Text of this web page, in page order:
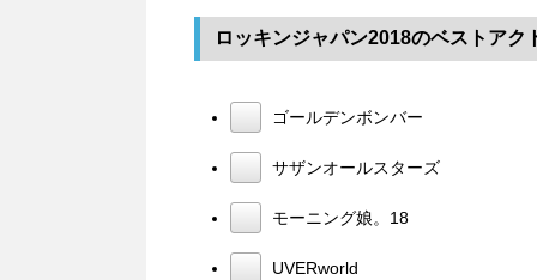
ロッキンジャパン2018のベストアク
ゴールデンボンバー
サザンオールスターズ
モーニング娘。18
UVERworld